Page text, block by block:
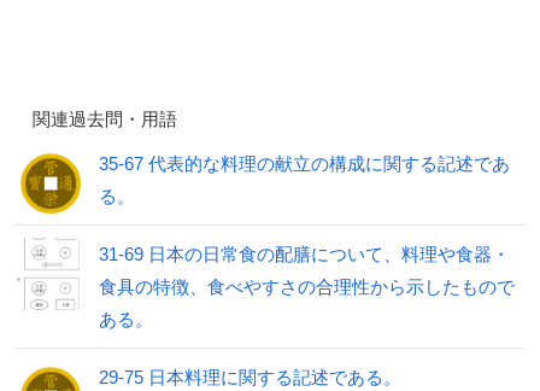
関連過去問・用語
35-67 代表的な料理の献立の構成に関する記述であ
る。
31-69 日本の日常食の配膳について、料理や食器・
食具の特徴、食べやすさの合理性から示したもので
ある。
29-75 日本料理に関する記述である。